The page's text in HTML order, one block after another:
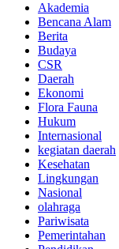
Akademia
Bencana Alam
Berita
Budaya
CSR
Daerah
Ekonomi
Flora Fauna
Hukum
Internasional
kegiatan daerah
Kesehatan
Lingkungan
Nasional
olahraga
Pariwisata
Pemerintahan